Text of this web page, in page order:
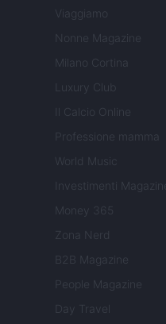
Viaggiamo
Nonne Magazine
Milano Cortina
Luxury Club
Il Calcio Online
Professione mamma
World Music
Investimenti Magazine
Money 365
Zona Nerd
B2B Magazine
People Magazine
Day Travel